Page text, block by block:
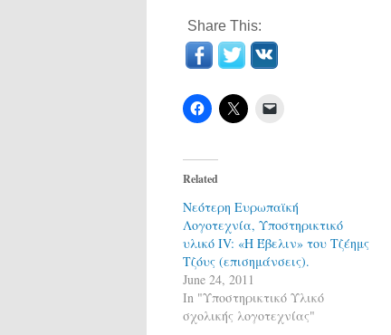
Share This:
Related
Νεότερη Ευρωπαϊκή
Λογοτεχνία, Υποστηρικτικό
υλικό ΙV: «Η Έβελιν» του Tζέημς
Τζόυς (επισημάνσεις).
June 24, 2011
In "Υποστηρικτικό Υλικό
σχολικής λογοτεχνίας"